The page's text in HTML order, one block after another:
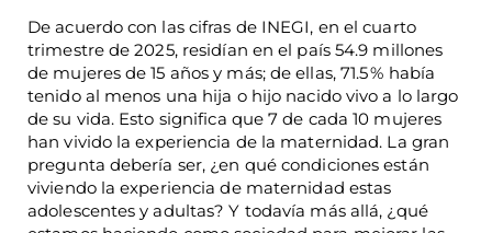
De acuerdo con las cifras de INEGI, en el cuarto
trimestre de 2025, residían en el país 54.9 millones
de mujeres de 15 años y más; de ellas, 71.5 % había
tenido al menos una hija o hijo nacido vivo a lo largo
de su vida. Esto significa que 7 de cada 10 mujeres
han vivido la experiencia de la maternidad. La gran
pregunta debería ser, ¿en qué condiciones están
viviendo la experiencia de maternidad estas
adolescentes y adultas? Y todavía más allá, ¿qué